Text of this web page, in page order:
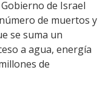
de Israel
de muertos y
se suma un
a agua, energía
de